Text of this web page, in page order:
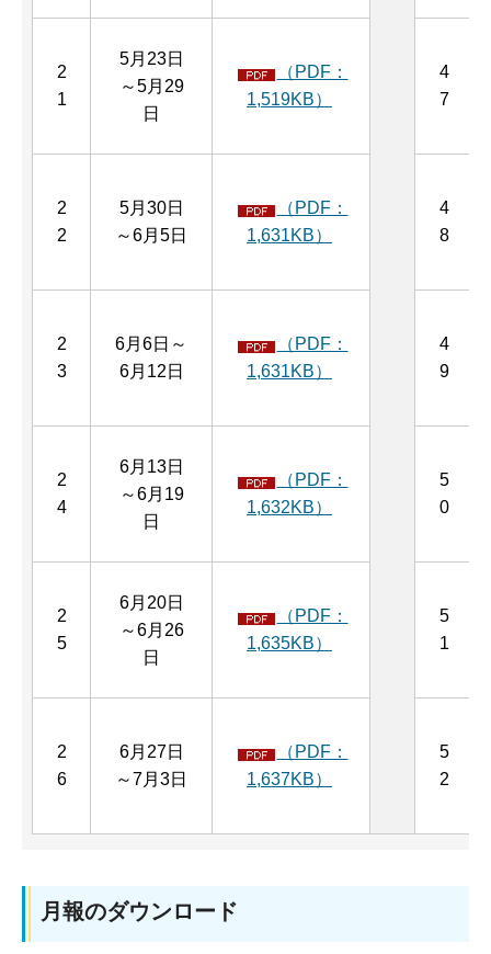
2
1
5月23日
～5月29
日
（PDF：
1,519KB）
4
7
2
2
5月30日
～6月5日
（PDF：
1,631KB）
4
8
2
3
6月6日～
6月12日
（PDF：
1,631KB）
4
9
2
4
6月13日
～6月19
日
（PDF：
1,632KB）
5
0
2
5
6月20日
～6月26
日
（PDF：
1,635KB）
5
1
2
6
6月27日
～7月3日
（PDF：
1,637KB）
5
2
月報のダウンロード